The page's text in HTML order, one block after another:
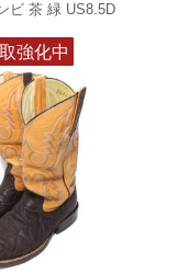
ビ 茶 緑 US8.5D
強化中